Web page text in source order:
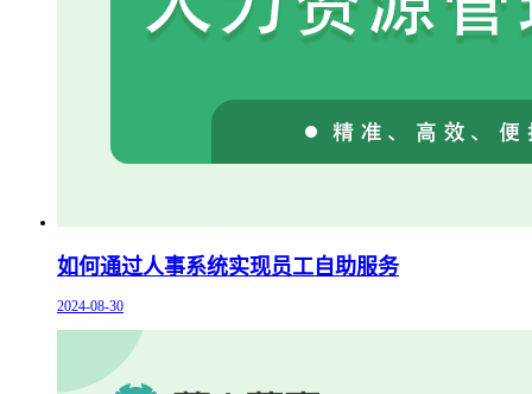
如何通过人事系统实现员工自助服务
2024-08-30